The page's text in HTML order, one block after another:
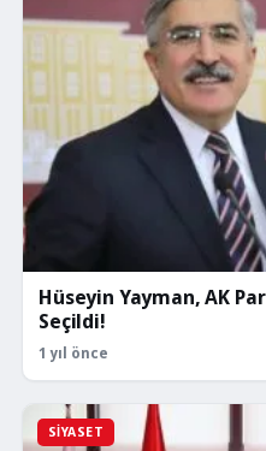
Hüseyin Yayman, AK
Seçildi!
1 yıl önce
SIYASET